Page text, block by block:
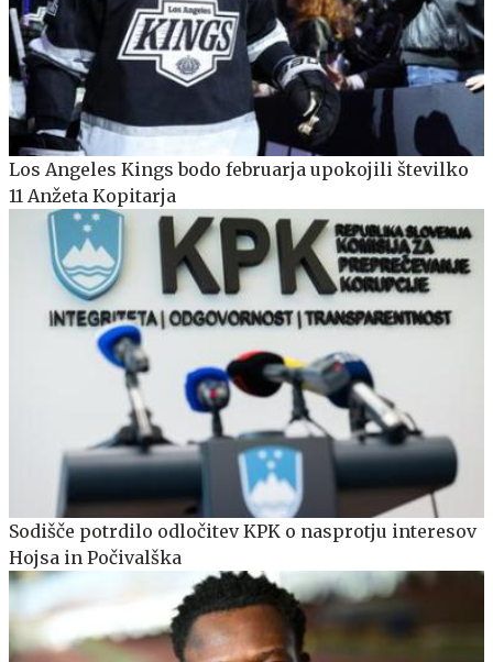
Los Angeles Kings bodo februarja upokojili številko
11 Anžeta Kopitarja
Sodišče potrdilo odločitev KPK o nasprotju interesov
Hojsa in Počivalška